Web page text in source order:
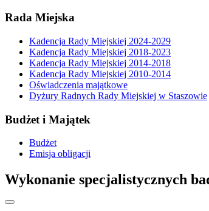
Rada Miejska
Kadencja Rady Miejskiej 2024-2029
Kadencja Rady Miejskiej 2018-2023
Kadencja Rady Miejskiej 2014-2018
Kadencja Rady Miejskiej 2010-2014
Oświadczenia majątkowe
Dyżury Radnych Rady Miejskiej w Staszowie
Budżet i Majątek
Budżet
Emisja obligacji
Wykonanie specjalistycznych